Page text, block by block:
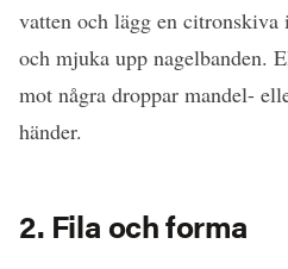
vatten och lägg en
och mjuka upp nagelbanden.
mot några droppar mandel-
händer.
2. Fila och forma